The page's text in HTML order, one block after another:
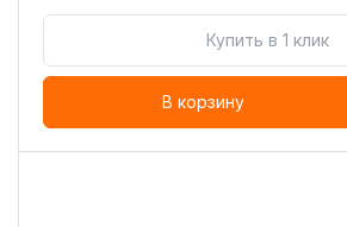
Купить в 1 клик
В корзину